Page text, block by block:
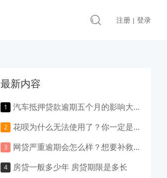
注册 | 登录
最新内容
汽车抵押贷款逾期五个月的影响大吗？负面影响大吗？
花呗为什么无法使用了？你一定是做了这些事！
网贷严重逾期会怎么样？想要补救就得这样做！
房贷一般多少年 房贷期限是多长